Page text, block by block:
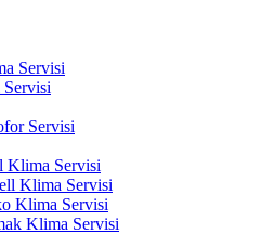
Servisi
Servisi
Servisi
Klima Servisi
Klima Servisi
Klima Servisi
Klima Servisi